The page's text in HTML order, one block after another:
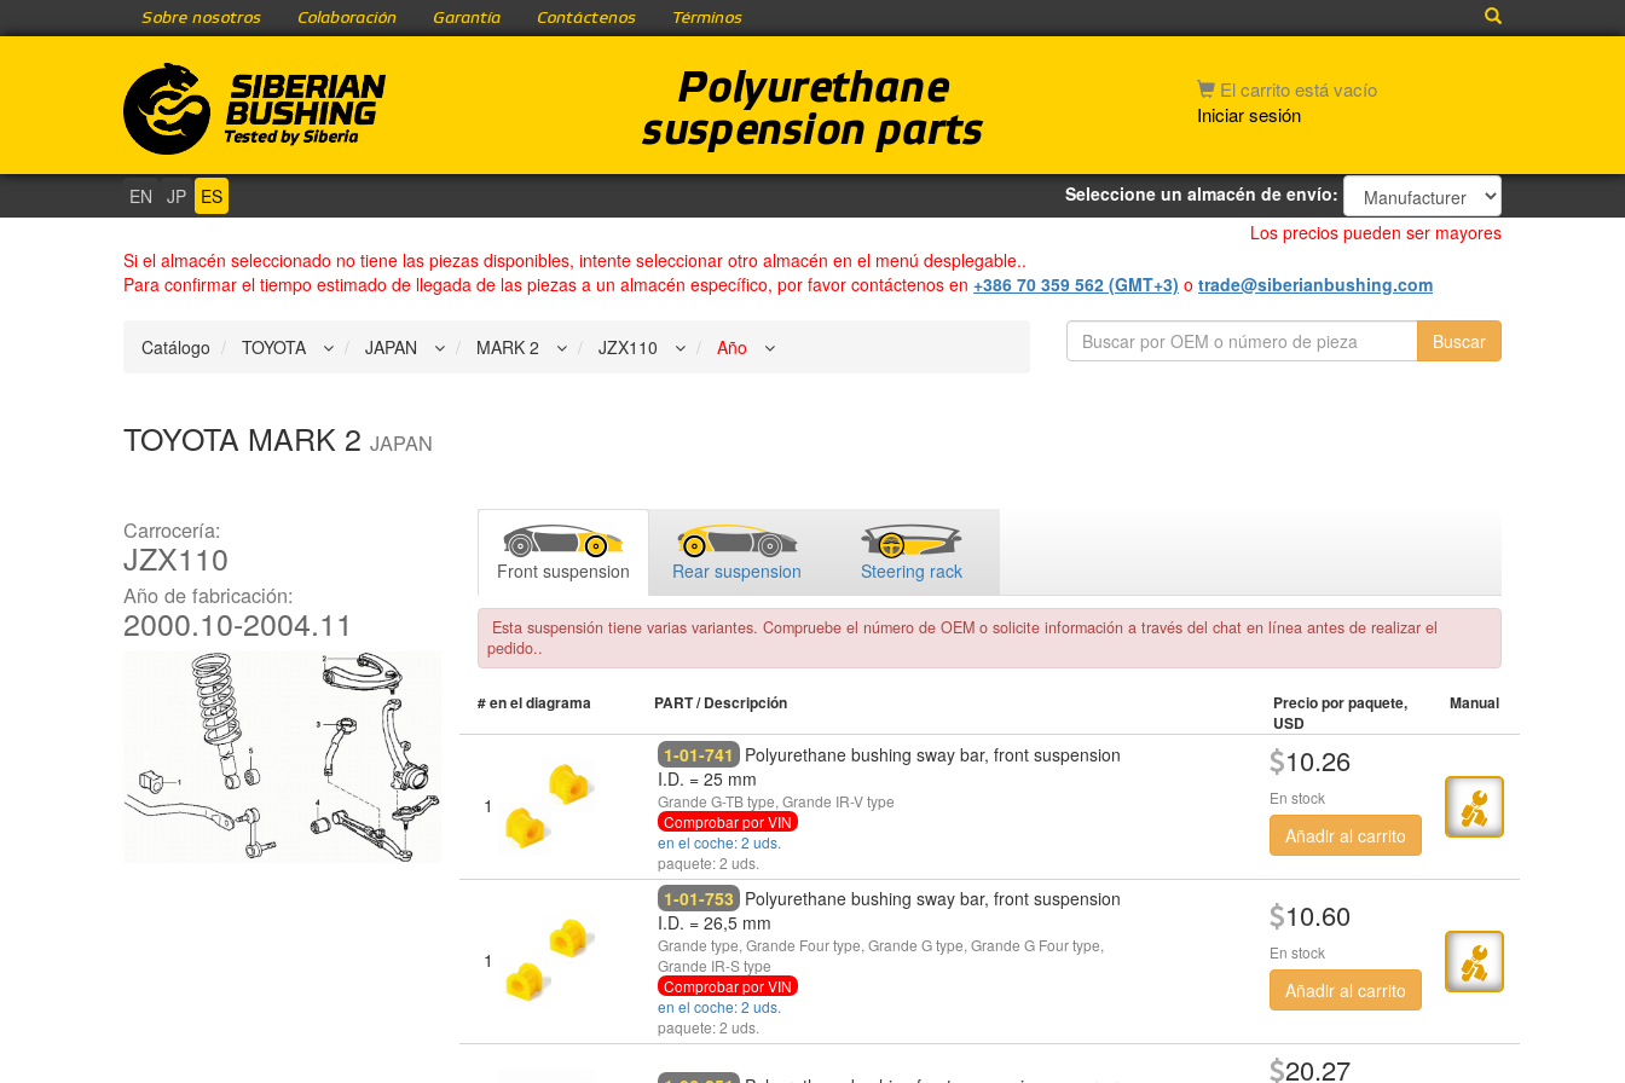
Sobre nosotros Colaboración Garantía Contáctenos Términos
Polyurethane
suspension parts
El carrito está vacío
Iniciar sesión
EN JP ES
Seleccione un almacén de envío:
Los precios pueden ser mayores
Si el almacén seleccionado no tiene las piezas disponibles, intente seleccionar otro almacén en el menú desplegable..
Para confirmar el tiempo estimado de llegada de las piezas a un almacén específico, por favor contáctenos en +386 70 359 562 (GMT+3) o trade@siberianbushing.com
Catálogo Buscar
TOYOTA MARK 2 JAPAN
Front suspension Rear suspension Steering rack
Esta suspensión tiene varias variantes. Compruebe el número de OEM o solicite información a través del chat en línea antes de realizar el
pedido..
# en el diagrama PART / Descripción
Precio por paquete,
USD
Manual
Carrocería:
JZX110
Año de fabricación:
2000.10-2004.11
1
1-01-741 Polyurethane bushing sway bar, front suspension
I.D. = 25 mm
Grande G-TB type, Grande IR-V type
Comprobar por VIN
en el coche: 2 uds.
paquete: 2 uds.
10.26
En stock
Añadir al carrito
1
1-01-753 Polyurethane bushing sway bar, front suspension
I.D. = 26,5 mm
Grande type, Grande Four type, Grande G type, Grande G Four type,
Grande IR-S type
Comprobar por VIN
en el coche: 2 uds.
paquete: 2 uds.
10.60
En stock
Añadir al carrito
20.27